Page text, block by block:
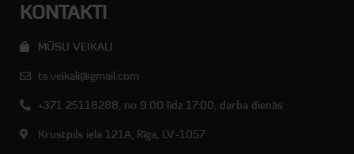
KONTAKTI
MŪSU VEIKALI
ts.veikali@gmail.com
+371 25118288, no 9:00 līdz 17:00, darba dienās
Krustpils iela 121A, Rīga, LV-1057